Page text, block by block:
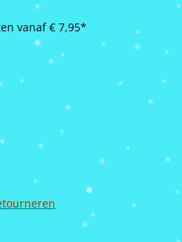
vanaf € 7,95*